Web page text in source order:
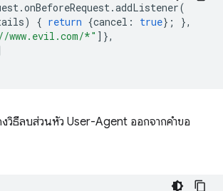
.onBeforeRequest.addListener(
) { return {cancel : true};
},
*" ]},
วิธีลบส่วนหัว User-Agent ออกจากคำขอ